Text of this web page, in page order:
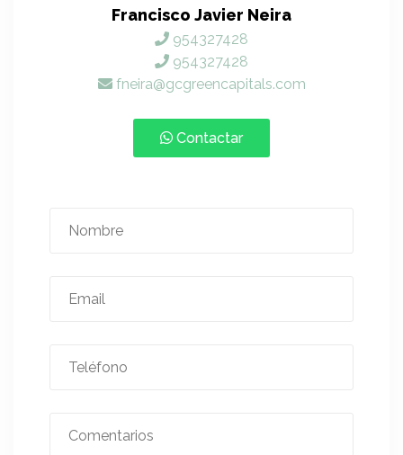
Francisco Javier Neira
954327428
954327428
fneira@gcgreencapitals.com
Contactar